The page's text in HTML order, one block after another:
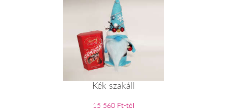
Kék szakáll
15 560 Ft-tól